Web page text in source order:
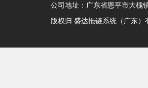
公司地址：广东省恩平市大槐
版权归 盛达拖链系统（广东）